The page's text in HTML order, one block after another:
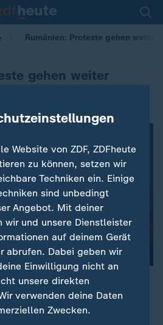
Rumänien: Proteste gehen weiter
gehen weiter
Regierung in Rumänien halten
in Folge an. Sie hatten sich an
das die Strafverfolgung bei
Website von ZDF, ZDFheute
zu können, setzen wir
Techniken ein. Einige
sind unbedingt
Angebot. Mit deiner
wir und unsere Dienstleister
auf deinem Gerät
abrufen. Dabei geben wir
Einwilligung nicht an
unsere direkten
verwenden deine Daten
Zwecken.